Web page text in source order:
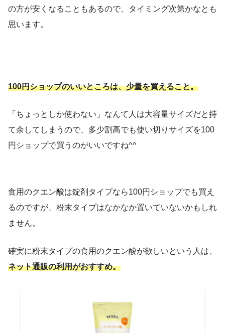
の方が安くなることもあるので、タイミング次第かなとも
思います。
100円ショップのいいところは、少量を買えること。
「ちょっとしか使わない」なんて人は大容量サイズだと持
て余してしまうので、多少割高でも使い切りサイズを100
円ショップで買うのがいいですね^^
食用のクエン酸は錠剤タイプなら100円ショップでも買え
るのですが、粉末タイプはなかなか置いていないかもしれ
ません。
確実に粉末タイプの食用のクエン酸が欲しいという人は、
ネット通販の利用がおすすめ。